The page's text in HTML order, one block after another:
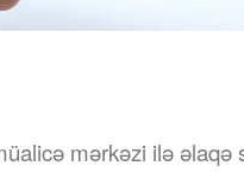
mərkəzi ilə əlaqə